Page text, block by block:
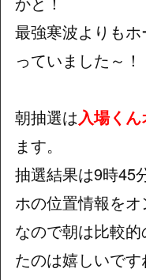
最強寒波よりも
っていました～！
朝抽選は入場く
ます。
抽選結果は9時45
ホの位置情報をオ
なので朝は比較
たのは嬉しいです